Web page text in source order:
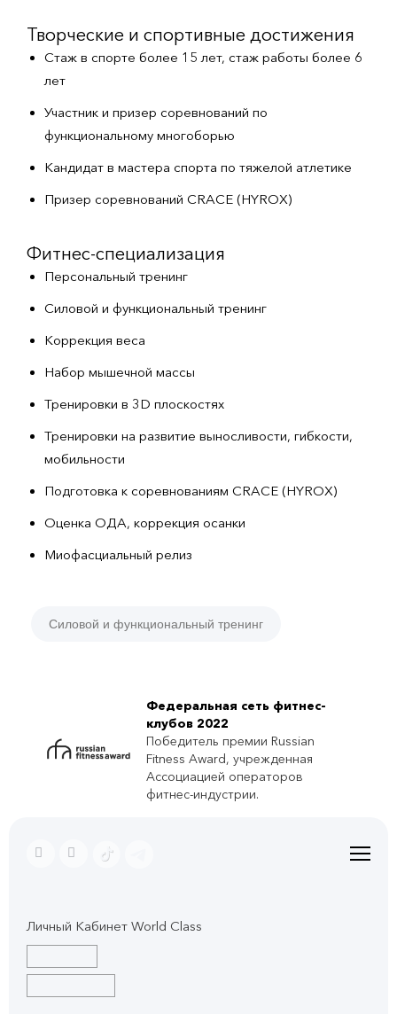
Творческие и спортивные достижения
Стаж в спорте более 15 лет, стаж работы более 6
лет
Участник и призер соревнований по
функциональному многоборью
Кандидат в мастера спорта по тяжелой атлетике
Призер соревнований CRACE (HYROX)
Фитнес-специализация
Персональный тренинг
Силовой и функциональный тренинг
Коррекция веса
Набор мышечной массы
Тренировки в 3D плоскостях
Тренировки на развитие выносливости, гибкости,
мобильности
Подготовка к соревнованиям CRACE (HYROX)
Оценка ОДА, коррекция осанки
Миофасциальный релиз
Силовой и функциональный тренинг
Федеральная сеть фитнес-
клубов 2022
Победитель премии Russian
Fitness Award, учрежденная
Ассоциацией операторов
фитнес-индустрии.
Личный Кабинет World Class